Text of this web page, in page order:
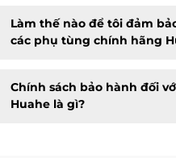
Làm thế nào để tôi đảm
các phụ tùng chính hãng
Chính sách bảo hành đối
Huahe là gì?